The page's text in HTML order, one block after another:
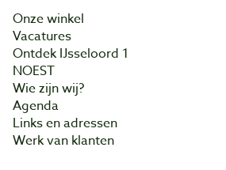
Onze winkel
Vacatures
Ontdek IJsseloord 1
NOEST
Wie zijn wij?
Agenda
Links en adressen
Werk van klanten